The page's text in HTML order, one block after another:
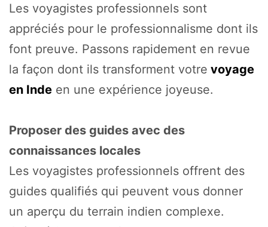
Les voyagistes professionnels sont
appréciés pour le professionnalisme dont ils
font preuve. Passons rapidement en revue
la façon dont ils transforment votre voyage
en Inde en une expérience joyeuse.
Proposer des guides avec des
connaissances locales
Les voyagistes professionnels offrent des
guides qualifiés qui peuvent vous donner
un aperçu du terrain indien complexe.